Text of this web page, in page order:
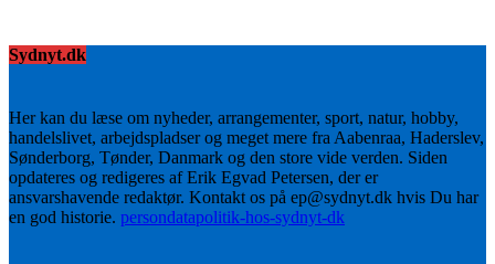
Sydnyt.dk
Her kan du læse om nyheder, arrangementer, sport, natur, hobby,
handelslivet, arbejdspladser og meget mere fra Aabenraa, Haderslev,
Sønderborg, Tønder, Danmark og den store vide verden. Siden
opdateres og redigeres af Erik Egvad Petersen, der er
ansvarshavende redaktør. Kontakt os på ep@sydnyt.dk hvis Du har
en god historie. persondatapolitik-hos-sydnyt-dk